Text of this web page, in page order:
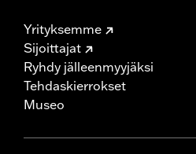
Yrityksemme
Sijoittajat
Ryhdy jälleenmyyjäksi
Tehdaskierrokset
Museo